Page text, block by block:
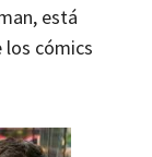
está
cómics